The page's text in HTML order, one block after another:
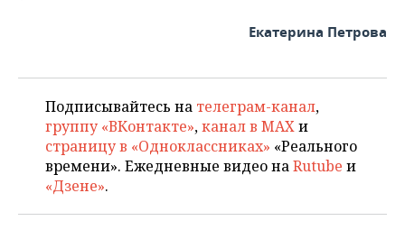
Екатерина Петрова
Подписывайтесь на телеграм-канал,
группу «ВКонтакте»,канал в MAXи
страницу в «Одноклассниках» «Реального
времени». Ежедневные видео наRutube и
«Дзене».